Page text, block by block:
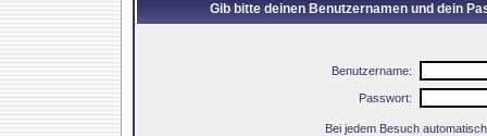
Gib bitte deinen Benutzernamen und dein
Benutzername:
Passwort:
Bei jedem Besuch